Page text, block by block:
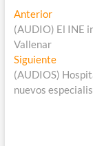
de
entradas
AnteriorEntrada
anterior:
(AUDIO) El INE
Vallenar
SiguienteEntrada
(AUDIOS)
nuevos